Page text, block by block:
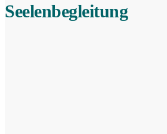
Seelenbegleitung